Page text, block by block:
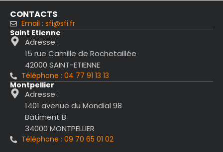
CONTACTS
Email : sfi@sfi.fr
Saint Etienne
Adresse :
15 rue Camille de Rochetaillée
42000 SAINT-ETIENNE
Téléphone : 04 77 91 13 13
Montpellier
Adresse :
1401 avenue du Mondial 98
Bâtiment B
34000 MONTPELLIER
Téléphone : 09 70 65 01 02